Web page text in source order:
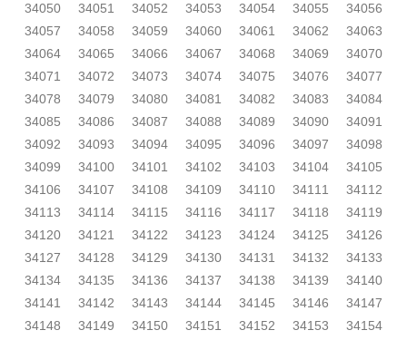
34050
34051 34052 34053 34054 34055
34056
34057
34058 34059 34060 34061 34062
34063
34064
34065 34066 34067 34068 34069
34070
34071
34072 34073 34074 34075 34076
34077
34078
34079 34080 34081 34082 34083
34084
34085
34086 34087 34088 34089 34090
34091
34092
34093 34094 34095 34096 34097
34098
34099
34100 34101 34102 34103 34104
34105
34106
34107 34108 34109 34110 34111
34112
34113
34114 34115 34116 34117 34118
34119
34120
34121 34122 34123 34124 34125
34126
34127
34128 34129 34130 34131 34132
34133
34134
34135 34136 34137 34138 34139
34140
34141
34142 34143 34144 34145 34146
34147
34148
34149 34150 34151 34152 34153
34154